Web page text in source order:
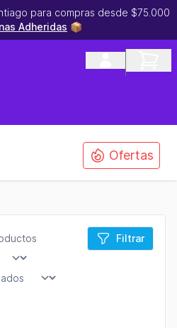
para compras desde $75.000
Adheridas 📦
Ofertas
Filtrar